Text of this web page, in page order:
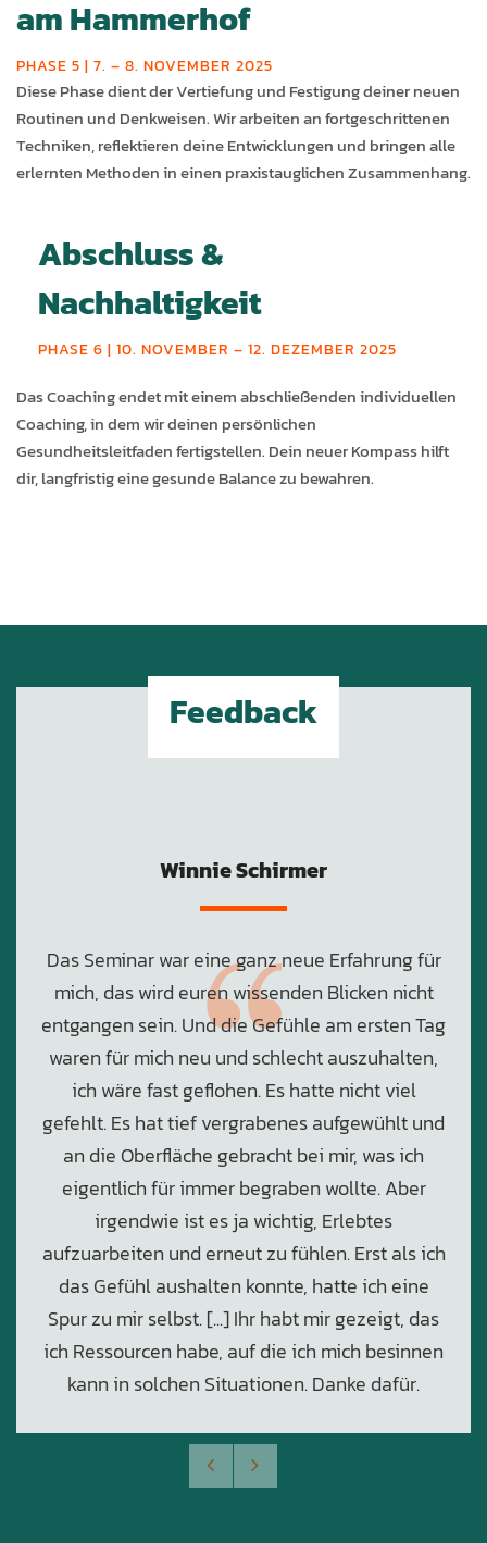
am Hammerhof
PHASE 5 | 7. – 8. NOVEMBER 2025
Diese Phase dient der Vertiefung und Festigung deiner neuen
Routinen und Denkweisen. Wir arbeiten an fortgeschrittenen
Techniken, reflektieren deine Entwicklungen und bringen alle
erlernten Methoden in einen praxistauglichen Zusammenhang.
Abschluss &
Nachhaltigkeit
PHASE 6 | 10. NOVEMBER – 12. DEZEMBER 2025
Das Coaching endet mit einem abschließenden individuellen
Coaching, in dem wir deinen persönlichen
Gesundheitsleitfaden fertigstellen. Dein neuer Kompass hilft
dir, langfristig eine gesunde Balance zu bewahren.
Feedback
Winnie Schirmer
Das Seminar war eine ganz neue Erfahrung für
mich, das wird euren wissenden Blicken nicht
entgangen sein. Und die Gefühle am ersten Tag
waren für mich neu und schlecht auszuhalten,
ich wäre fast geflohen. Es hatte nicht viel
gefehlt. Es hat tief vergrabenes aufgewühlt und
an die Oberfläche gebracht bei mir, was ich
eigentlich für immer begraben wollte. Aber
irgendwie ist es ja wichtig, Erlebtes
aufzuarbeiten und erneut zu fühlen. Erst als ich
das Gefühl aushalten konnte, hatte ich eine
Spur zu mir selbst. [...] Ihr habt mir gezeigt, das
ich Ressourcen habe, auf die ich mich besinnen
kann in solchen Situationen. Danke dafür.